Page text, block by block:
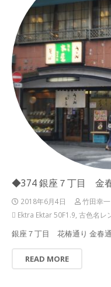
◆374 銀座７丁目 金
2018年6月4日 竹田幸一
Ektra Ektar 50F1.9 古色名レ
銀座７丁目 花椿通り 金春
READ MORE